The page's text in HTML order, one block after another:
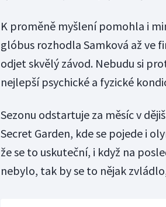
K proměně myšlení pomohla i
glóbus rozhodla Samková až ve
odjet skvělý závod. Nebudu si
nejlepší psychické a fyzické
Sezonu odstartuje za měsíc v
Secret Garden, kde se pojede i
že se to uskuteční, i když na
nebylo, tak by se to nějak